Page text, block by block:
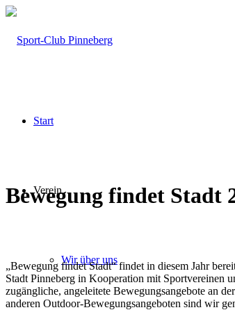
Start
Verein
Wir über uns
Bewegung findet Stadt
„Bewegung findet Stadt“ findet in diesem Jahr
Stadt Pinneberg in Kooperation mit Sportvereinen
zugängliche, angeleitete Bewegungsangebote an
anderen Outdoor-Bewegungsangeboten sind wir